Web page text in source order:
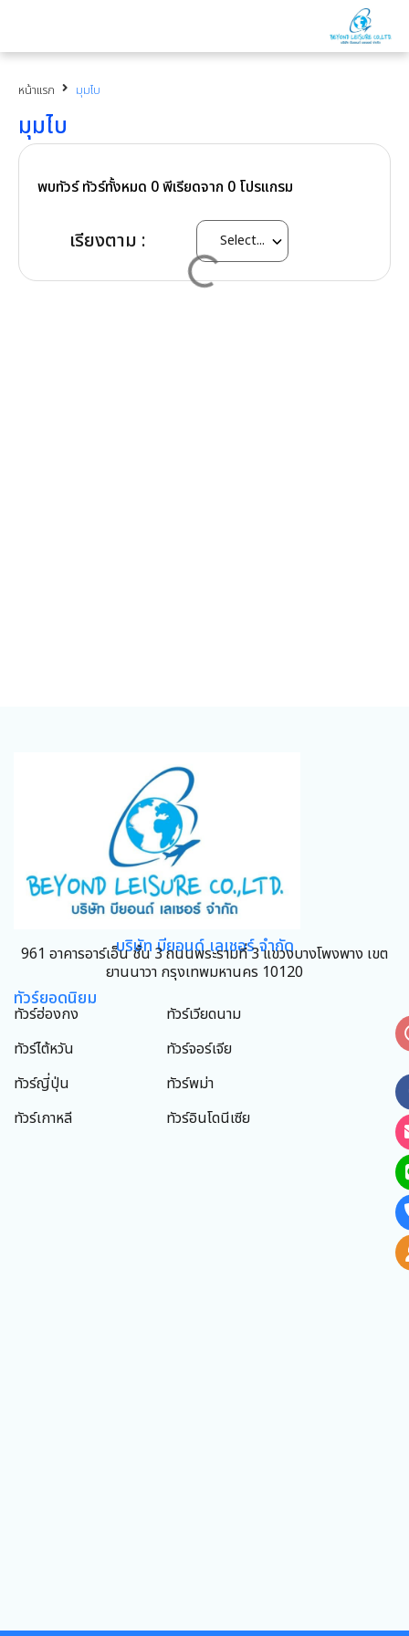
หน้าแรก มุมไบ
มุมไบ
พบทัวร์ ทัวร์ทั้งหมด 0พีเรียดจาก 0 โปรแกรม
เรียงตาม :
บริษัท บียอนด์ เลเชอร์ จำกัด
961 อาคารอาร์เอ็น ชั้น 3 ถนนพระรามที่ 3 แขวงบางโพงพาง เขต
ยานนาวา กรุงเทพมหานคร 10120
ทัวร์ยอดนิยม
ทัวร์ฮ่องกง
ทัวร์ไต้หวัน
ทัวร์ญี่ปุ่น
ทัวร์เกาหลี
ทัวร์เวียดนาม
ทัวร์จอร์เจีย
ทัวร์พม่า
ทัวร์อินโดนีเซีย